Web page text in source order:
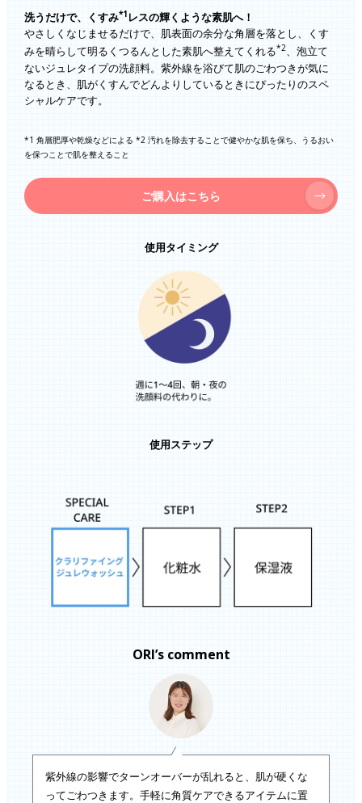
洗うだけで、くすみ*1 レスの輝くような素肌へ！
やさしくなじませるだけで、肌表面の余分な角層を落とし、くす
みを晴らして明るくつるんとした素肌へ整えてくれる*2、泡立て
ないジュレタイプの洗顔料。紫外線を浴びて肌のごわつきが気に
なるとき、肌がくすんでどんよりしているときにぴったりのスペ
シャルケアです。
*1 角層肥厚や乾燥などによる *2 汚れを除去することで健やかな肌を保ち、うるおい
を保つことで肌を整えること
ご購入はこちら
使用タイミング
使用ステップ
ORI’s comment
紫外線の影響でターンオーバーが乱れると、肌が硬くな
ってごわつきます。手軽に角質ケアできるアイテムに置